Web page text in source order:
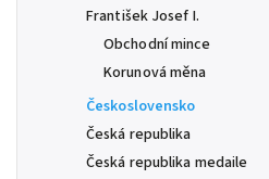
František Josef I.
Obchodní mince
Korunová měna
Československo
Česká republika
Česká republika medaile